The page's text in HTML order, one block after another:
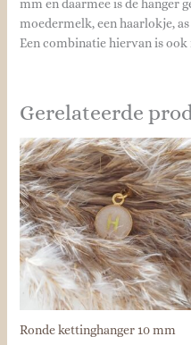
mm en daarmee is de hanger
moedermelk, een haarlokje,
Een combinatie hiervan is
Gerelateerde
Ronde kettinghanger 10 mm